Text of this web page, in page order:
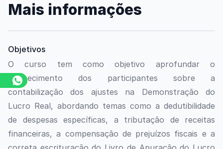
Mais informações
Objetivos
O curso tem como objetivo aprofundar o
conhecimento dos participantes sobre a
contabilização dos ajustes na Demonstração do
Lucro Real, abordando temas como a dedutibilidade
de despesas específicas, a tributação de receitas
financeiras, a compensação de prejuízos fiscais e a